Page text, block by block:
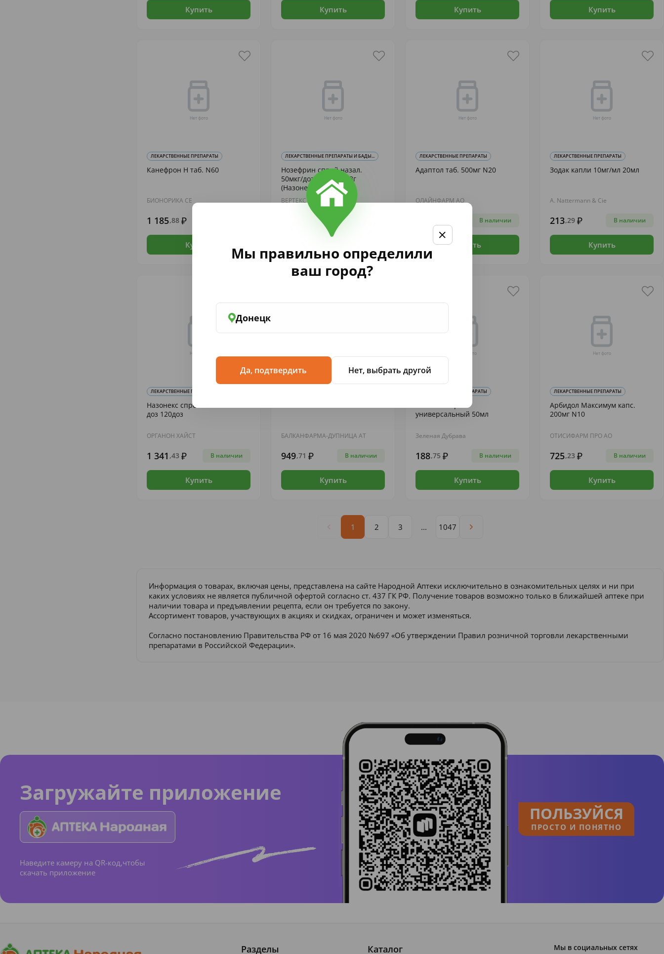
Мы правильно определили
ваш город?
Донецк
Да, подтвердить Нет, выбрать другой
Купить Купить Купить Купить
ЛЕКАРСТВЕННЫЕ ПРЕПАРАТЫ
Канефрон Н таб. N60
БИОНОРИКА СЕ
1 185,88
Купить
ЛЕКАРСТВЕННЫЕ ПРЕПАРАТЫ И БАДЫ...
Нозефрин спрей назал.
50мкг/доза 120доз 18г
(Назонекс)
ВЕРТЕКС АО
В наличии
ЛЕКАРСТВЕННЫЕ ПРЕПАРАТЫ
Адаптол таб. 500мг N20
ОЛАЙНФАРМ АО
В наличии
Купить
ЛЕКАРСТВЕННЫЕ ПРЕПАРАТЫ
Зодак капли 10мг/мл 20мл
A. Nattermann & Cie
213,29 В наличии
Купить
ЛЕКАРСТВЕННЫЕ ПРЕПАРАТЫ И БАДЫ...
Назонекс спрей наз. 50мкг/
доз 120доз
ОРГАНОН ХАЙСТ
1 341 ,43 В наличии
Купить
БАЛКАНФАРМА-ДУПНИЦА АТ
949,71 В наличии
Купить
ЛЕКАРСТВЕННЫЕ ПРЕПАРАТЫ
универсальный 50мл
Зеленая Дубрава
188,75 В наличии
Купить
ЛЕКАРСТВЕННЫЕ ПРЕПАРАТЫ
Арбидол Максимум капс.
200мг N10
ОТИСИФАРМ ПРО АО
725,23 В наличии
Купить
1 2 3 ... 1047
Информация о товарах, включая цены, представлена на сайте Народной Аптеки исключительно в ознакомительных целях и ни при
каких условиях не является публичной офертой согласно ст. 437 ГК РФ. Получение товаров возможно только в ближайшей аптеке при
наличии товара и предъявлении рецепта, если он требуется по закону.
Ассортимент товаров, участвующих в акциях и скидках, ограничен и может изменяться.
Согласно постановлению Правительства РФ от 16 мая 2020 №697 «Об утверждении Правил розничной торговли лекарственными
препаратами в Российской Федерации».
Загружайте приложение
Наведите камеру на QR-код,чтобы
скачать приложение
ПОЛЬЗУЙСЯ
ПРОСТО И ПОНЯТНО
Разделы Каталог Мы в социальных сетях